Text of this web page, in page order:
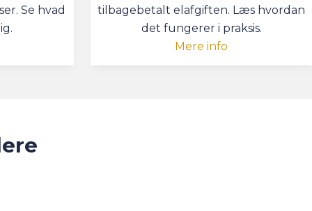
Se hvad
tilbagebetalt elafgiften. Læs hvordan
det fungerer i praksis.
Mere info